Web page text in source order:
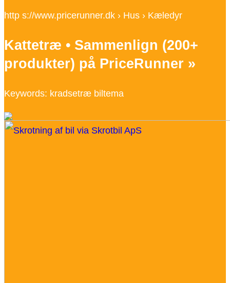
http s://www.pricerunner.dk › Hus › Kæledyr
Kattetræ • Sammenlign (200+
produkter) på PriceRunner »
Keywords: kradsetræ biltema